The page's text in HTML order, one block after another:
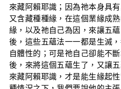
來藏阿賴耶識；因為祂本身具
又含藏種種緣，在這個業緣成
緣，以及祂自己為因，來讓五
後，這些五蘊法一一都是生滅
自體性的；可是祂自己卻能不
後，來將這個五蘊生了，又讓
來藏阿賴耶識，才是能生緣起